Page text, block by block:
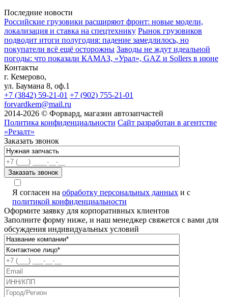
Последние новости
Российские грузовики расширяют фронт: новые модели,
локализация и ставка на спецтехнику Рынок грузовиков
подводит итоги полугодия: падение замедлилось, но
покупатели всё ещё осторожны Заводы не ждут идеальной
погоды: что показали КАМАЗ, «Урал», GAZ и Sollers в июне
Контакты
г. Кемерово,
ул. Баумана 8, оф.1
+7 (3842) 59-21-01 +7 (902) 755-21-01
forvardkem@mail.ru
2014-2026 © Форвард, магазин автозапчастей
Политика конфиденциальности Сайт разработан в агентстве
«Резалт»
Заказать звонок
Я согласен на обработку персональных данных и с
политикой конфиденциальности
Оформите заявку для корпоративных клиентов
Заполните форму ниже, и наш менеджер свяжется с вами для
обсуждения индивидуальных условий